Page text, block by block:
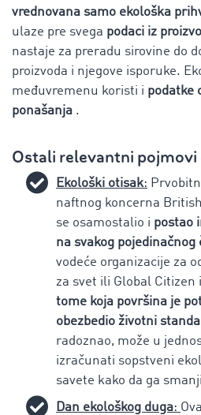
vrednovana samo ekološka
ulaze pre svega podaci iz
nastaje za preradu sirovine do
proizvoda i njegove isporuke.
međuvremenu koristi i podatke
ponašanja .
Ostali relevantni pojmovi
Ekološki otisak:
naftnog koncerna
se osamostalio i postao
na svakog pojedinačnog
vodeće organizacije za
za svet ili Global Citizen
tome koja površina je
obezbedio životni
radoznao, može u
izračunati sopstveni
savete kako da ga
Dan ekološkog duga: